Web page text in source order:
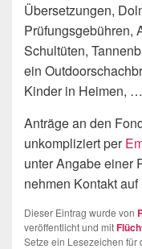
Übersetzungen,
Prüfungsgebühren,
Schultüten,
ein
Kinder in Heimen, …
Anträge an den
unkompliziert per
unter Angabe einer
nehmen Kontakt
Dieser Eintrag wurde von
veröffentlicht und mit
Setze ein Lesezeichen für